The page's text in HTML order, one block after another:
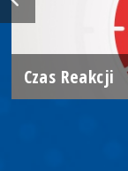
Czas Reakcji